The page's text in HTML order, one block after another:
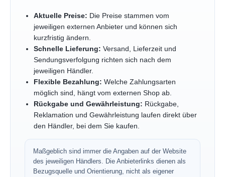
Aktuelle Preise: Die Preise stammen vom
jeweiligen externen Anbieter und können sich
kurzfristig ändern.
Schnelle Lieferung: Versand, Lieferzeit und
Sendungsverfolgung richten sich nach dem
jeweiligen Händler.
Flexible Bezahlung: Welche Zahlungsarten
möglich sind, hängt vom externen Shop ab.
Rückgabe und Gewährleistung: Rückgabe,
Reklamation und Gewährleistung laufen direkt über
den Händler, bei dem Sie kaufen.
Maßgeblich sind immer die Angaben auf der Website
des jeweiligen Händlers. Die Anbieterlinks dienen als
Bezugsquelle und Orientierung, nicht als eigener